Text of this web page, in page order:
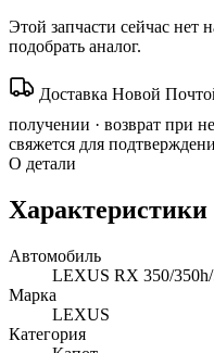
Этой запчасти сейчас нет
подобрать аналог.
Доставка Новой
получении · возврат при
свяжется для
О детали
Характеристики
Автомобиль
LEXUS RX 350/
Марка
LEXUS
Категория